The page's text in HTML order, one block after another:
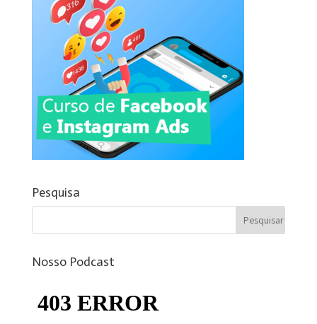
Pesquisa
Nosso Podcast